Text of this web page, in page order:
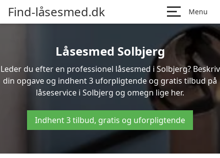
Find-låsesmed.dk Menu
Låsesmed Solbjerg
Leder du efter en professionel låsesmed i Solbjerg? Beskriv
din opgave og indhent 3 uforpligtende og gratis tilbud på
låseservice i Solbjerg og omegn lige her.
Indhent 3 tilbud, gratis og uforpligtende